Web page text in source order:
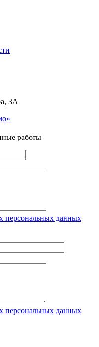
3А
работы
персональных данных
персональных данных